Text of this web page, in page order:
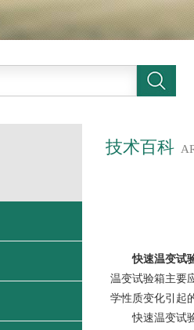
技术百科
快速温变试
温变试验箱主要
学性质变化引起
快速温变试验